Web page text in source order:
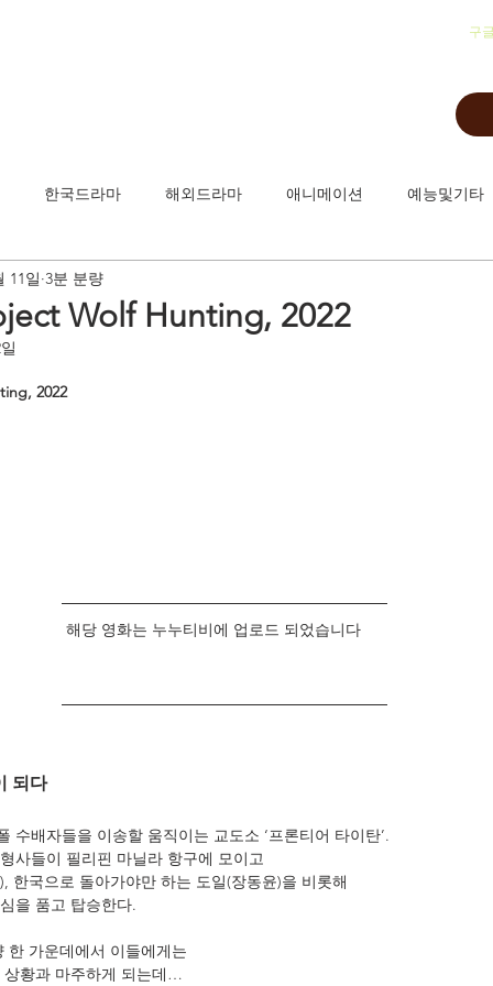
구
한국드라마 해외드라마 애니메이션 예능및기타
Wolf Hunting, 2022
11일 3분 분량
2022
해당 영화는 누누티비에 업로드 되었습니다
되다
수배자들을 이송할 움직이는 교도소 ‘프론티어 타이탄’.
사들이 필리핀 마닐라 항구에 모이고
한국으로 돌아가야만 하는 도일(장동윤)을 비롯해
을 품고 탑승한다.
한 가운데에서 이들에게는
상황과 마주하게 되는데…